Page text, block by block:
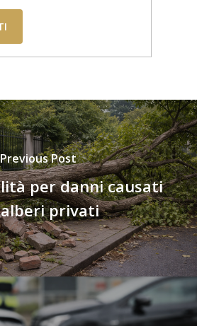
Previous Post
per danni causati
privati